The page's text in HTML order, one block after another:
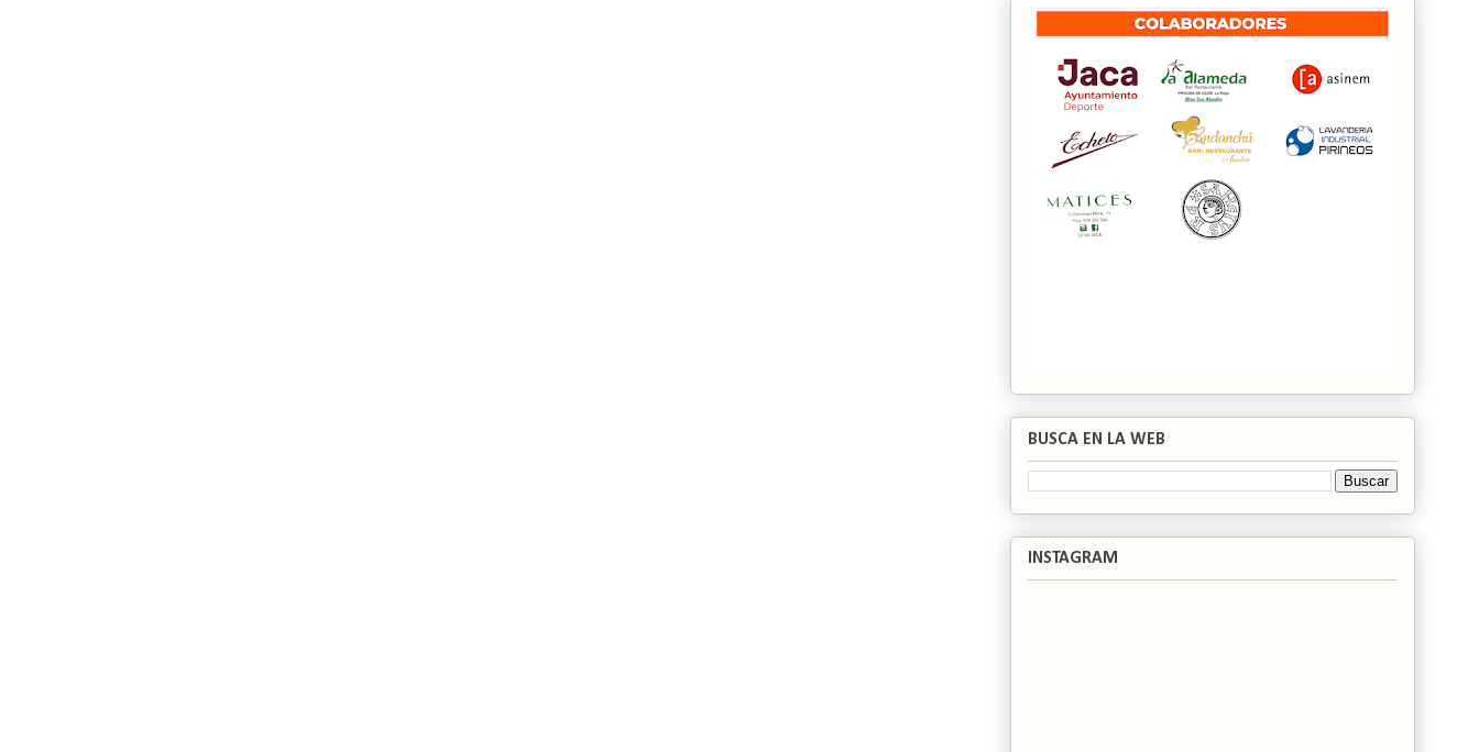
BUSCA EN LA WEB
INSTAGRAM